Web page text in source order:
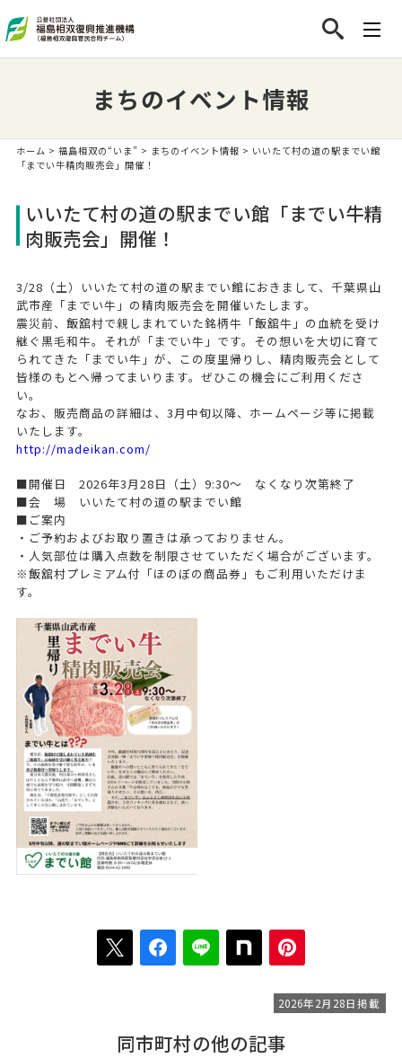
まちのイベント情報
ホーム > 福島相双の“いま” > まちのイベント情報 > いいたて村の道の駅までい館
「までい牛精肉販売会」開催！
いいたて村の道の駅までい館「までい牛精
肉販売会」開催！
3/28（土）いいたて村の道の駅までい館におきまして、千葉県山
武市産「までい牛」の精肉販売会を開催いたします。
震災前、飯舘村で親しまれていた銘柄牛「飯舘牛」の血統を受け
継ぐ黒毛和牛。それが「までい牛」です。その想いを大切に育て
られてきた「までい牛」が、この度里帰りし、精肉販売会として
皆様のもとへ帰ってまいります。ぜひこの機会にご利用くださ
い。
なお、販売商品の詳細は、3月中旬以降、ホームページ等に掲載
いたします。
http://madeikan.com/
■開催日 2026年3月28日（土）9:30～ なくなり次第終了
■会 場 いいたて村の道の駅までい館
■ご案内
・ご予約およびお取り置きは承っておりません。
・人気部位は購入点数を制限させていただく場合がございます。
※飯舘村プレミアム付「ほのぼの商品券」もご利用いただけま
す。
2026年2月28日掲載
同市町村の他の記事